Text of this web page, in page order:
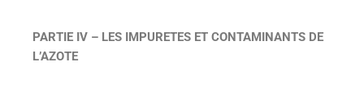
PARTIE IV – LES IMPURETES ET CONTAMINANTS DE
L’AZOTE